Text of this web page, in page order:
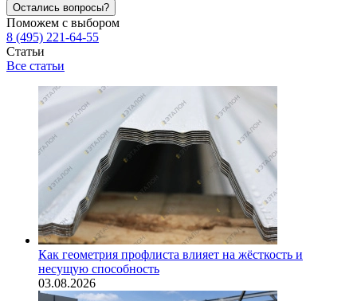
Остались вопросы?
Поможем с выбором
8 (495) 221-64-55
Статьи
Все статьи
Как геометрия профлиста влияет на жёсткость и
несущую способность
03.08.2026